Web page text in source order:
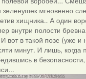
мгновенно
хищника.. А один
внутри полости
вот в такой позе (уже и
минут. И лишь, когда
в